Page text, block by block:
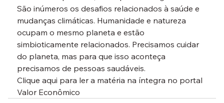
São inúmeros os desafios relacionados à saúde e
mudanças climáticas. Humanidade e natureza
ocupam o mesmo planeta e estão
simbioticamente relacionados. Precisamos cuidar
do planeta, mas para que isso aconteça
precisamos de pessoas saudáveis.
Clique aqui para ler a matéria na íntegra no portal
Valor Econômico